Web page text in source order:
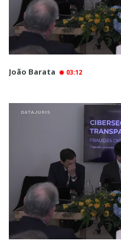
João Barata 03:12